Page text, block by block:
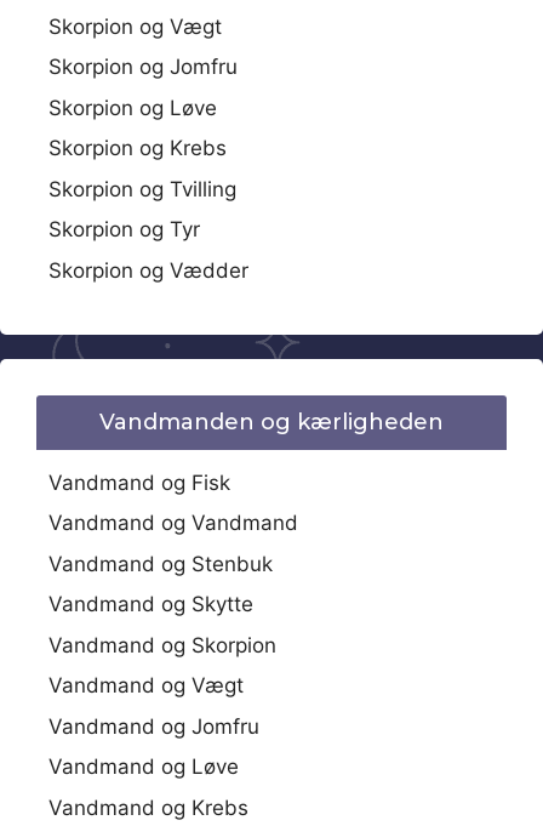
Skorpion og Vægt
Skorpion og Jomfru
Skorpion og Løve
Skorpion og Krebs
Skorpion og Tvilling
Skorpion og Tyr
Skorpion og Vædder
Vandmanden og kærligheden
Vandmand og Fisk
Vandmand og Vandmand
Vandmand og Stenbuk
Vandmand og Skytte
Vandmand og Skorpion
Vandmand og Vægt
Vandmand og Jomfru
Vandmand og Løve
Vandmand og Krebs